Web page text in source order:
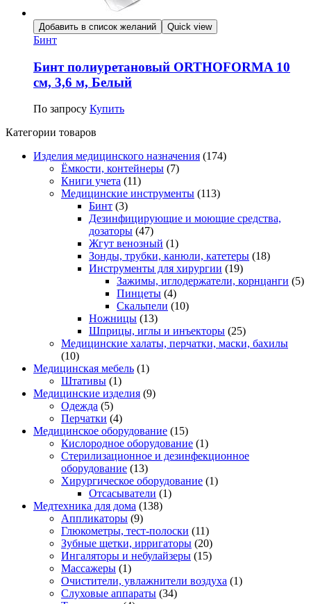
Добавить в список желаний Quick view
Бинт
Бинт полиуретановый ORTHOFORMA 10
см, 3,6 м, Белый
По запросу Купить
Категории товаров
Изделия медицинского назначения (174)
Ёмкости, контейнеры (7)
Книги учета (11)
Медицинские инструменты (113)
Бинт (3)
Дезинфицирующие и моющие средства,
дозаторы (47)
Жгут венозный (1)
Зонды, трубки, канюли, катетеры (18)
Инструменты для хирургии (19)
Зажимы, иглодержатели, корнцанги (5)
Пинцеты (4)
Скальпели (10)
Ножницы (13)
Шприцы, иглы и инъекторы (25)
Медицинские халаты, перчатки, маски, бахилы
(10)
Медицинская мебель (1)
Штативы (1)
Медицинские изделия (9)
Одежда (5)
Перчатки (4)
Медицинское оборудование (15)
Кислородное оборудование (1)
Стерилизационное и дезинфекционное
оборудование (13)
Хирургическое оборудование (1)
Отсасыватели (1)
Медтехника для дома (138)
Аппликаторы (9)
Глюкометры, тест-полоски (11)
Зубные щетки, ирригаторы (20)
Ингаляторы и небулайзеры (15)
Массажеры (1)
Очистители, увлажнители воздуха (1)
Слуховые аппараты (34)